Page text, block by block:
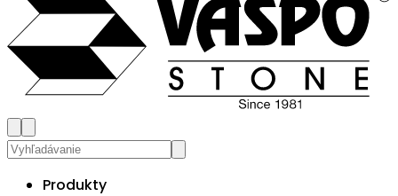
Produkty